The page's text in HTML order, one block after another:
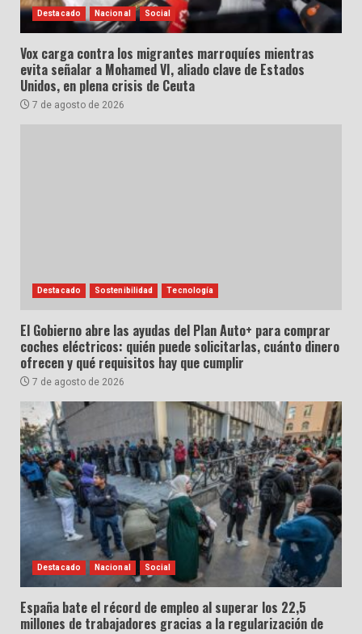
Destacado Nacional Social
Vox carga contra los migrantes marroquíes mientras
evita señalar a Mohamed VI, aliado clave de Estados
Unidos, en plena crisis de Ceuta
7 de agosto de 2026
Destacado Sostenibilidad Tecnología
El Gobierno abre las ayudas del Plan Auto+ para comprar
coches eléctricos: quién puede solicitarlas, cuánto dinero
ofrecen y qué requisitos hay que cumplir
7 de agosto de 2026
Destacado Nacional Social
España bate el récord de empleo al superar los 22,5
millones de trabajadores gracias a la regularización de